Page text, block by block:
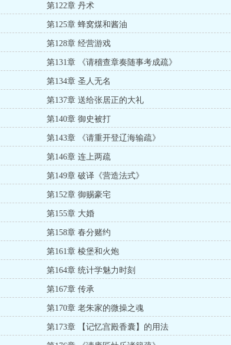
第122章 丹术
第125章 蜂窝煤和酱油
第128章 经营游戏
第131章 《请稽查章奏随事考成疏》
第134章 圣人无名
第137章 送给张居正的大礼
第140章 御史被打
第143章 《请重开登辽海输疏》
第146章 连上两疏
第149章 破译《营造法式》
第152章 御赐豪宅
第155章 大婚
第158章 春分赌约
第161章 棱堡和火炮
第164章 统计学魅力时刻
第167章 传承
第170章 老朱家的微操之魂
第173章 【记忆宫殿香囊】的用法